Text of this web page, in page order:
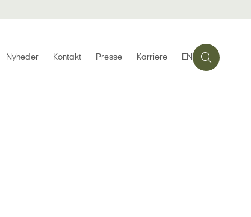
Nyheder Kontakt Presse Karriere EN